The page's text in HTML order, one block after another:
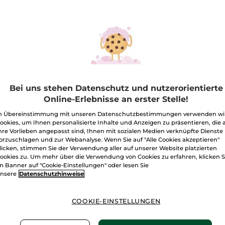
300 ml
(944)
/ 1l
IN DEN
WARENKORB
Flakon 300 ml
(633)
19,97€ / 1l
5,99€
IN DEN
WARENKORB
Anti-
Flakon
26,64€ /
Bei uns stehen Datenschutz und nutzerorientierte
Online-Erlebnisse an erster Stelle!
Übereinstimmung mit unseren Datenschutzbestimmungen verwenden
um Ihnen personalisierte Inhalte und Anzeigen zu präsentieren, die
Vorlieben angepasst sind, Ihnen mit sozialen Medien verknüpfte Dienste
und zur Webanalyse. Wenn Sie auf "Alle Cookies akzeptieren"
stimmen Sie der Verwendung aller auf unserer Website platzierten
zu. Um mehr über die Verwendung von Cookies zu erfahren, klicken
Banner auf "Cookie-Einstellungen" oder lesen Sie
Datenschutzhinweise
COOKIE-EINSTELLUNGEN